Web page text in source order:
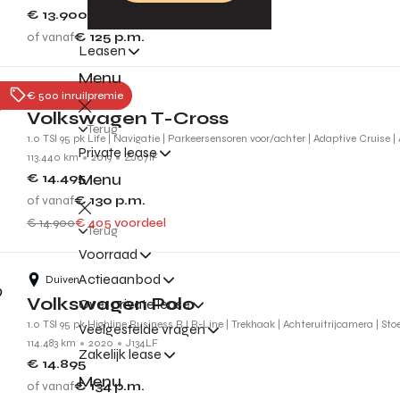
Leasen
Menu
Terug
Private lease
Menu
Terug
Voorraad
Actieaanbod
Over private lease
Veelgestelde vragen
Zakelijk lease
Menu
€ 13.900
of vanaf€ 125 p.m.
€ 500 inruilpremie
Nijmegen
Volkswagen T-Cross
1.0 TSI 95 pk Life | Navigatie | Parkeersensoren voor/achter | Adaptive Cruise
113.440 km
2019 ZJ071F
€ 14.495
of vanaf€ 130 p.m.
€ 14.900€ 405 voordeel
Duiven
Volkswagen Polo
1.0 TSI 95 pk Highline Business R l R-Line | Trekhaak | Achteruitrijcamera |
114.483 km
2020 J134LF
€ 14.895
of vanaf€ 134p.m.